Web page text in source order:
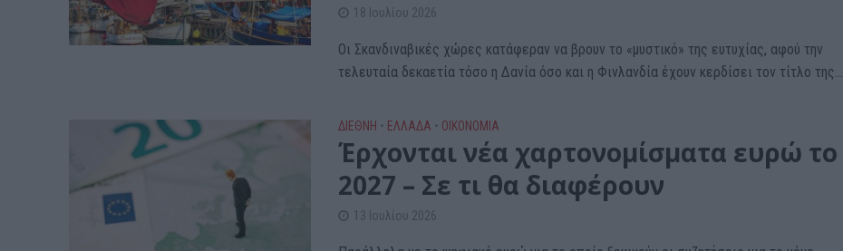
18 Ιουλίου 2026
Οι Σκανδιναβικές χώρες κατάφεραν να βρουν το «μυστικό» της ευτυχίας, αφού την
τελευταία δεκαετία τόσο η Δανία όσο και η Φινλανδία έχουν κερδίσει τον τίτλο της...
ΔΙΕΘΝΗ • ΕΛΛΑΔΑ • ΟΙΚΟΝΟΜΙΑ
Έρχονται νέα χαρτονομίσματα ευρώ το
2027 – Σε τι θα διαφέρουν
13 Ιουλίου 2026